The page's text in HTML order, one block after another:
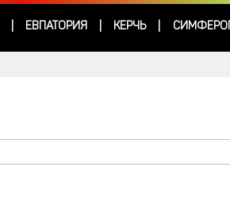
ЕВПАТОРИЯ КЕРЧЬ